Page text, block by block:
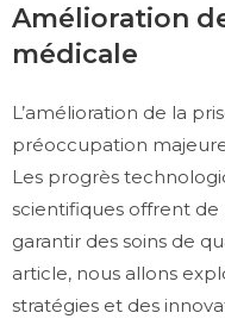
Amélioration
médicale
L’amélioration de la
préoccupation
Les progrès
scientifiques offrent
garantir des soins de
article, nous allons
stratégies et des